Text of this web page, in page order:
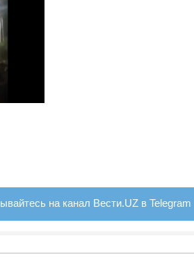
на канал Вести.UZ в Telegram